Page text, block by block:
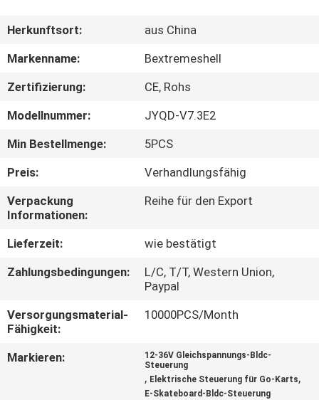
ÜBER
UNS
FABRIK
TOUR
QUALITÄTSKONTROLLE
KONTAKT
FÄLLE
Herkunftsort:
aus China
Markenname:
Bextremeshell
Zertifizierung:
CE, Rohs
Modellnummer:
JYQD-V7.3E2
Min Bestellmenge:
5PCS
Preis:
Verhandlungsfähig
Verpackung
Informationen:
Reihe für den Export
Lieferzeit:
wie bestätigt
Zahlungsbedingungen:
L/C, T/T, Western Union,
Paypal
Versorgungsmaterial-
Fähigkeit:
10000PCS/Month
Markieren:
12-36V Gleichspannungs-Bldc-
Steuerung
, Elektrische Steuerung für Go-Karts,
E-Skateboard-Bldc-Steuerung